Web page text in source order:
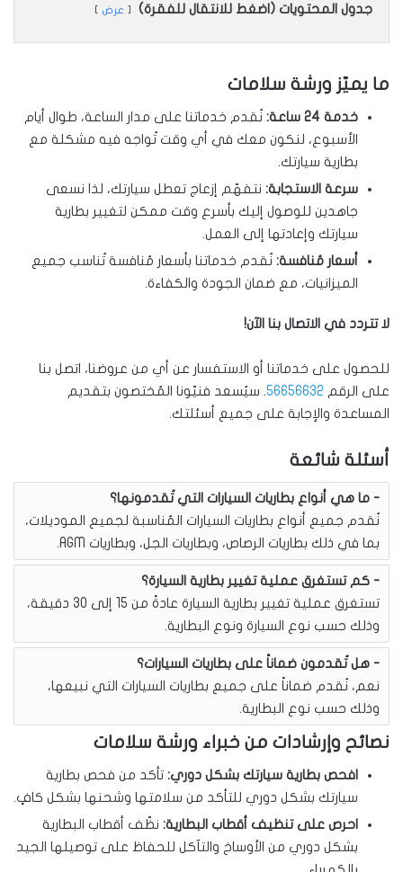
جدول المحتويات (اضغط للانتقال للفقرة) عرض
ما يميّز ورشة سلامات
خدمة 24 ساعة:
نُقدم خدماتنا على مدار الساعة، طوال أيام
الأسبوع، لنكون معك في أي وقت تُواجه فيه مشكلة مع
بطارية سيارتك.
سرعة الاستجابة: نتفهّم إزعاج تعطل سيارتك، لذا نسعى
جاهدين للوصول إليك بأسرع وقت ممكن لتغيير بطارية
سيارتك وإعادتها إلى العمل.
أسعار مُنافسة: نُقدم خدماتنا بأسعار مُنافسة تُناسب جميع
الميزانيات، مع ضمان الجودة والكفاءة.
لا تتردد في الاتصال بنا الآن!
للحصول على خدماتنا أو الاستفسار عن أي من عروضنا، اتصل بنا
على الرقم 56656632. سيُسعد فنيّونا المُختصون بتقديم
المساعدة والإجابة على جميع أسئلتك.
أسئلة شائعة
ما هي أنواع بطاريات السيارات التي تُقدمونها؟
نُقدم جميع أنواع بطاريات السيارات المُناسبة لجميع الموديلات،
بما في ذلك بطاريات الرصاص، وبطاريات الجل، وبطاريات AGM.
كم تستغرق عملية تغيير بطارية السيارة؟
تستغرق عملية تغيير بطارية السيارة عادةً من 15 إلى 30 دقيقة،
وذلك حسب نوع السيارة ونوع البطارية.
هل تُقدمون ضماناً على بطاريات السيارات؟
نعم، نُقدم ضماناً على جميع بطاريات السيارات التي نبيعها،
وذلك حسب نوع البطارية.
نصائح وإرشادات من خبراء ورشة سلامات
افحص بطارية سيارتك بشكل دوري: تأكد من فحص بطارية
سيارتك بشكل دوري للتأكد من سلامتها وشحنها بشكل كافٍ.
احرص على تنظيف أقطاب البطارية: نظّف أقطاب البطارية
بشكل دوري من الأوساخ والتآكل للحفاظ على توصيلها الجيد